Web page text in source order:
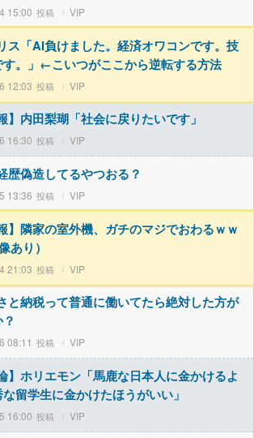
15:00 VIP
ス「AI負けました。経済オワコンです。技
す。」←こいつがここから逆転する方法
12:03 VIP
】内田梨瑚「社会に戻りたいです」
16:30 VIP
歴偽造してるやつおる？
13:36 VIP
】隣家の室外機、ガチのマジでおわるｗｗ
あり）
21:03 VIP
と納税って普通に働いてたら絶対した方が
08:11 VIP
】ホリエモン「馬鹿な日本人に金かけるよ
留学生に金かけたほうがいい」
16:00 VIP